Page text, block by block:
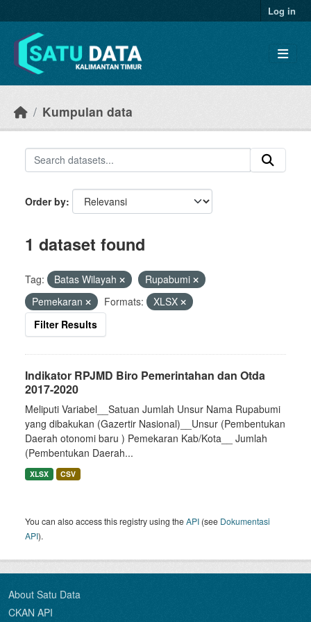
Log in
Kumpulan data
Order by
1 dataset found
Tag: Batas Wilayah
Rupabumi
Pemekaran
Formats:
XLSX
Filter Results
Indikator RPJMD Biro Pemerintahan dan Otda
2017-2020
Meliputi Variabel__Satuan Jumlah Unsur Nama Rupabumi
yang dibakukan (Gazertir Nasional)__Unsur (Pembentukan
Daerah otonomi baru ) Pemekaran Kab/Kota__ Jumlah
(Pembentukan Daerah...
XLSX CSV
You can also access this registry using theAPI (see Dokumentasi
API).
About Satu Data
CKAN API